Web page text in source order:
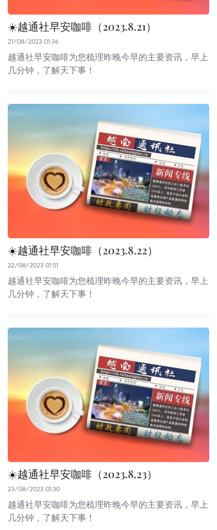
☀️越通社早安咖啡（2023.8.21）
21/08/2023 01:36
越通社早安咖啡为您梳理昨晚今早的主要资讯，早上
几分钟，了解天下事！
☀️越通社早安咖啡（2023.8.22）
22/08/2023 01:51
越通社早安咖啡为您梳理昨晚今早的主要资讯，早上
几分钟，了解天下事！
☀️越通社早安咖啡（2023.8.23）
23/08/2023 01:30
越通社早安咖啡为您梳理昨晚今早的主要资讯，早上
几分钟，了解天下事！